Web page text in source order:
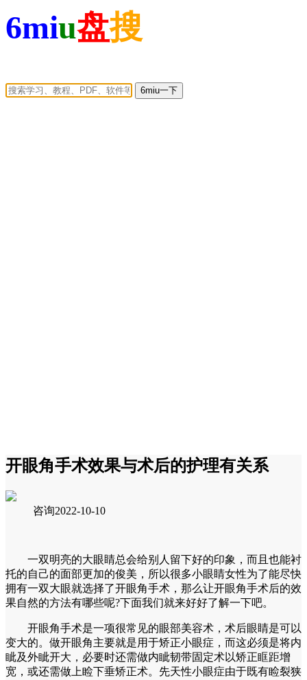
6miu盘搜
6miu一下
开眼角手术效果与术后的护理有关系
咨询2022-10-10
一双明亮的大眼睛总会给别人留下好的印象，而且也能衬
托的自己的面部更加的俊美，所以很多小眼睛女性为了能尽快
拥有一双大眼就选择了开眼角手术，那么让开眼角手术后的效
果自然的方法有哪些呢?下面我们就来好好了解一下吧。
开眼角手术是一项很常见的眼部美容术，术后眼睛是可以
变大的。做开眼角主要就是用于矫正小眼症，而这必须是将内
眦及外眦开大，必要时还需做内眦韧带固定术以矫正眶距增
宽，或还需做上睑下垂矫正术。先天性小眼症由于既有睑裂狭